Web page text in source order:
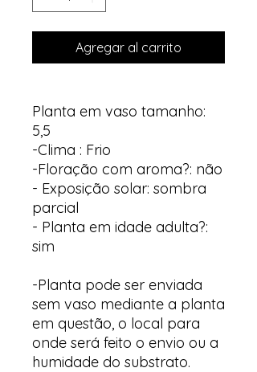
Agregar al carrito
Planta em vaso tamanho:
5,5
-Clima : Frio
-Floração com aroma?: não
- Exposição solar: sombra
parcial
- Planta em idade adulta?:
sim
-Planta pode ser enviada
sem vaso mediante a planta
em questão, o local para
onde será feito o envio ou a
humidade do substrato.